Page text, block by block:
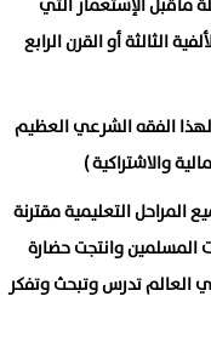
الثالثة أو القرن الرابع
لهذا الفقه الشرعي العظيم
والاشتراكية )
المراحل التعليمية مقترنة
المسلمين وانتجت حضارة
العالم تدرس وتبحث وتفكر